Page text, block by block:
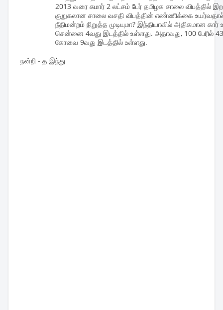
2013 வரை சுமார் 2 லட்சம் பேர் தமிழக சாலை விபத்தில்
குறுகலான சாலை வசதி விபத்தின் எண்ணிக்கை
நீதிமன்றம் நிறுத்த முடியுமா? இந்தியாவில் அதிகமான
சென்னை 4வது இடத்தில் உள்ளது. அதாவது, 100 பேரில்
கோவை 9வது இடத்தில் உள்ளது.
நன்றி - த இந்து